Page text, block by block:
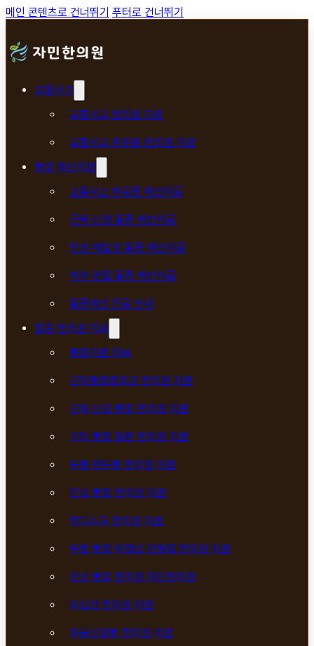
메인 콘텐츠로 건너뛰기 푸터로 건너뛰기
교통사고
교통사고 한의원 치료
교통사고 후유증 한의원 치료
통증 매선치료
교통사고 후유증 매선치료
근육·신경 통증 매선치료
만성·재발성 통증 매선치료
척추·관절 통증 매선치료
통증매선 진료 안내
통증 한의원 치료
통증치료 허브
근막통증증후군 한의원 치료
근육·신경 통증 한의원 치료
기타 통증 질환 한의원 치료
두통·편두통 한의원 치료
만성 통증 한의원 치료
목디스크 한의원 치료
무릎 통증·퇴행성 관절염 한의원 치료
안산 통증 한의원 자민한의원
오십견 한의원 치료
좌골신경통 한의원 치료